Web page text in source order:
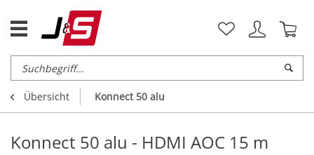
Übersicht Konnect 50 alu
Konnect 50 alu - HDMI AOC 15 m